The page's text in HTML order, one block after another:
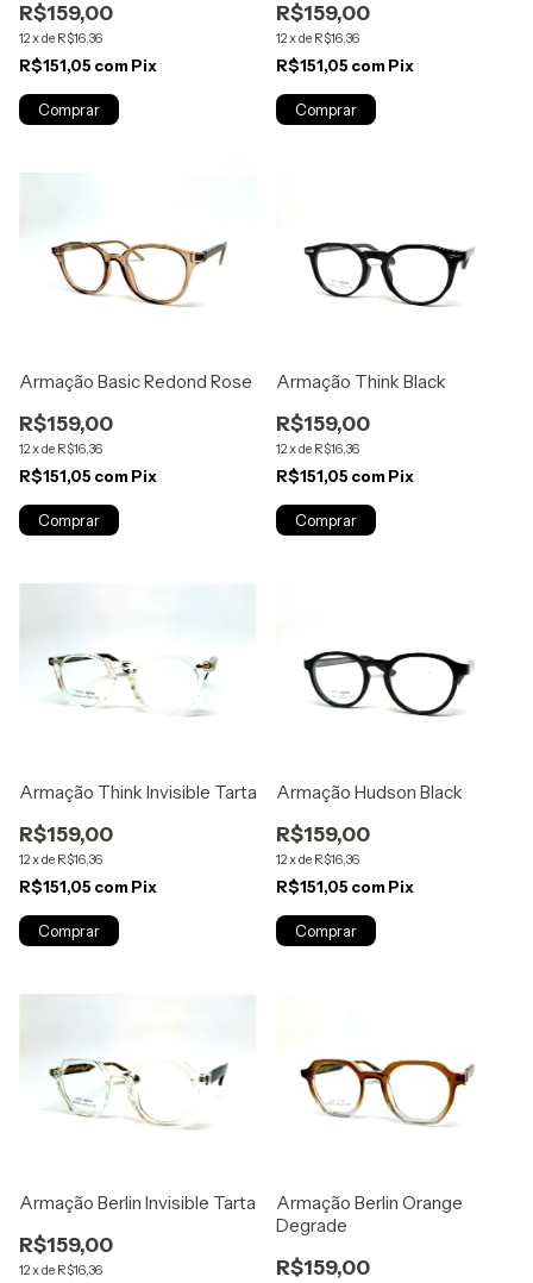
R$159,00
12xde R$16,36
R$151,05 com Pix
R$159,00
12xde R$16,36
R$151,05 com Pix
Armação Basic Redond Rose
R$159,00
12xde R$16,36
R$151,05 com Pix
Armação Think Black
R$159,00
12xde R$16,36
R$151,05 com Pix
Armação Think Invisible Tarta
R$159,00
12xde R$16,36
R$151,05 com Pix
Armação Hudson Black
R$159,00
12xde R$16,36
R$151,05 com Pix
Armação Berlin Invisible Tarta
R$159,00
12xde R$16,36
Armação Berlin Orange
Degrade
R$159,00